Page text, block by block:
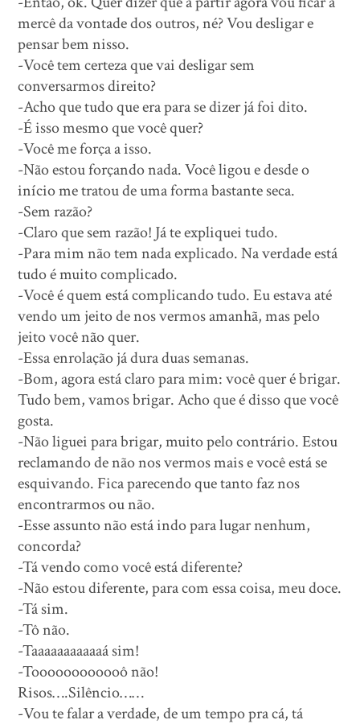
mercê da vontade dos outros, né? Vou desligar e
pensar bem nisso.
-Você tem certeza que vai desligar sem
conversarmos direito?
-Acho que tudo que era para se dizer já foi dito.
-É isso mesmo que você quer?
-Você me força a isso.
-Não estou forçando nada. Você ligou e desde o
início me tratou de uma forma bastante seca.
-Sem razão?
-Claro que sem razão! Já te expliquei tudo.
-Para mim não tem nada explicado. Na verdade está
tudo é muito complicado.
-Você é quem está complicando tudo. Eu estava até
vendo um jeito de nos vermos amanhã, mas pelo
jeito você não quer.
-Essa enrolação já dura duas semanas.
-Bom, agora está claro para mim: você quer é brigar.
Tudo bem, vamos brigar. Acho que é disso que você
gosta.
-Não liguei para brigar, muito pelo contrário. Estou
reclamando de não nos vermos mais e você está se
esquivando. Fica parecendo que tanto faz nos
encontrarmos ou não.
-Esse assunto não está indo para lugar nenhum,
concorda?
-Tá vendo como você está diferente?
-Não estou diferente, para com essa coisa, meu doce.
-Tá sim.
-Tô não.
-Taaaaaaaaaaaá sim!
-Toooooooooooô não!
Risos….Silêncio……
-Vou te falar a verdade, de um tempo pra cá, tá